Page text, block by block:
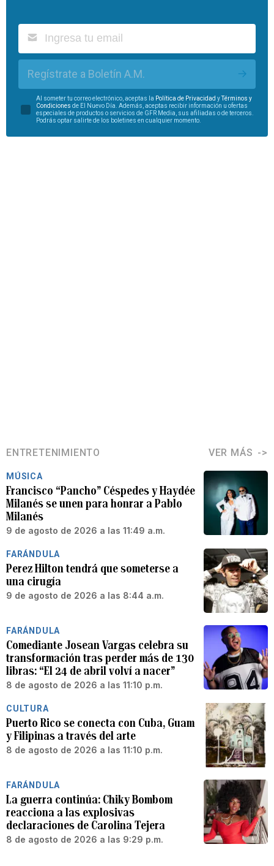
Regístrate a Boletín A.M.
Al someter tu correo electrónico, aceptas la Política de Privacidad yTérminos y
Condiciones de El Nuevo Día. Además, aceptas recibir información u ofertas
especiales de productos o servicios de GFR Media, sus afiliadas o de terceros.
Podrás optar salirte de los boletines en cualquier momento.
ENTRETENIMIENTO VER MÁS
MÚSICA
Francisco “Pancho” Céspedes y Haydée
Milanés se unen para honrar a Pablo
Milanés
9 de agosto de 2026 a las 11:49 a.m.
FARÁNDULA
Perez Hilton tendrá que someterse a
una cirugía
9 de agosto de 2026 a las 8:44 a.m.
FARÁNDULA
Comediante Josean Vargas celebra su
transformación tras perder más de 130
libras: “El 24 de abril volví a nacer”
8 de agosto de 2026 a las 11:10 p.m.
CULTURA
Puerto Rico se conecta con Cuba, Guam
y Filipinas a través del arte
8 de agosto de 2026 a las 11:10 p.m.
FARÁNDULA
La guerra continúa: Chiky Bombom
reacciona a las explosivas
declaraciones de Carolina Tejera
8 de agosto de 2026 a las 9:29 p.m.